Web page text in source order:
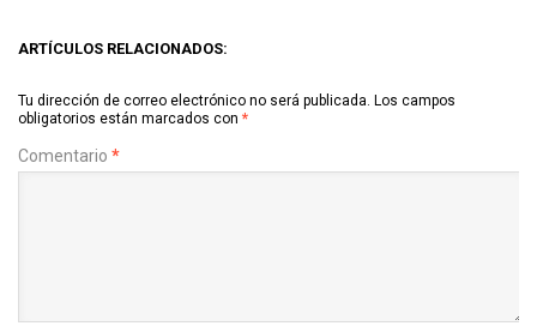
ARTÍCULOS RELACIONADOS:
Tu dirección de correo electrónico no será publicada. Los campos
obligatorios están marcados con *
Comentario *